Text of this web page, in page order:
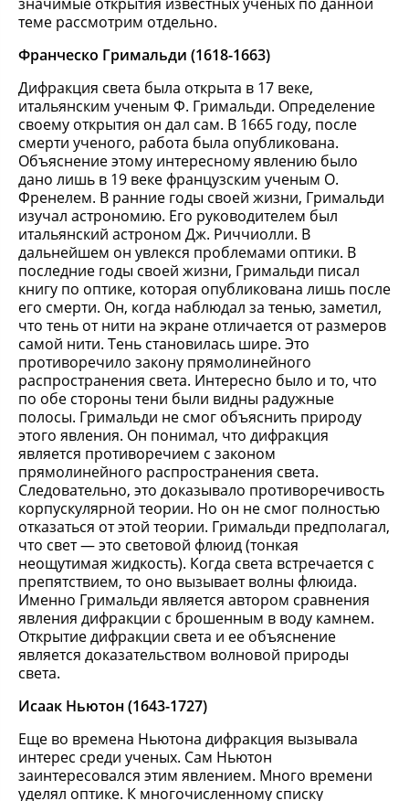
теме рассмотрим отдельно.
Франческо Гримальди (1618-1663)
Дифракция света была открыта в 17 веке,
итальянским ученым Ф. Гримальди. Определение
своему открытия он дал сам. В 1665 году, после
смерти ученого, работа была опубликована.
Объяснение этому интересному явлению было
дано лишь в 19 веке французским ученым О.
Френелем. В ранние годы своей жизни, Гримальди
изучал астрономию. Его руководителем был
итальянский астроном Дж. Риччиолли. В
дальнейшем он увлекся проблемами оптики. В
последние годы своей жизни, Гримальди писал
книгу по оптике, которая опубликована лишь после
его смерти. Он, когда наблюдал за тенью, заметил,
что тень от нити на экране отличается от размеров
самой нити. Тень становилась шире. Это
противоречило закону прямолинейного
распространения света. Интересно было и то, что
по обе стороны тени были видны радужные
полосы. Гримальди не смог объяснить природу
этого явления. Он понимал, что дифракция
является противоречием с законом
прямолинейного распространения света.
Следовательно, это доказывало противоречивость
корпускулярной теории. Но он не смог полностью
отказаться от этой теории. Гримальди предполагал,
что свет — это световой флюид (тонкая
неощутимая жидкость). Когда света встречается с
препятствием, то оно вызывает волны флюида.
Именно Гримальди является автором сравнения
явления дифракции с брошенным в воду камнем.
Открытие дифракции света и ее объяснение
является доказательством волновой природы
света.
Исаак Ньютон (1643-1727)
Еще во времена Ньютона дифракция вызывала
интерес среди ученых. Сам Ньютон
заинтересовался этим явлением. Много времени
уделял оптике. К многочисленному списку